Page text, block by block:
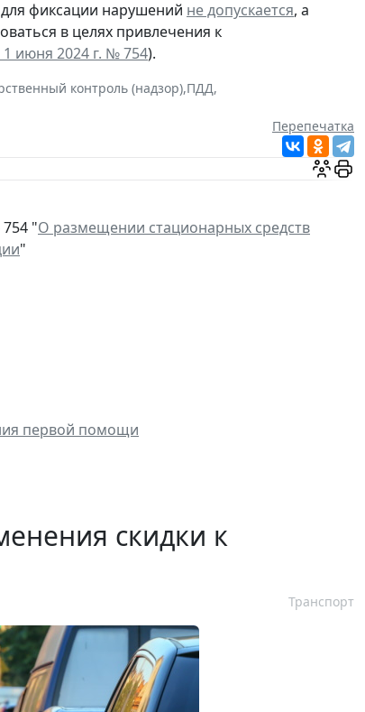
фиксации нарушений не допускается, а
в целях привлечения к
июня 2024 г. № 754).
контроль (надзор),ПДД,
Перепечатка
"О размещении стационарных средств
"
первой помощи
скидки к
Транспорт